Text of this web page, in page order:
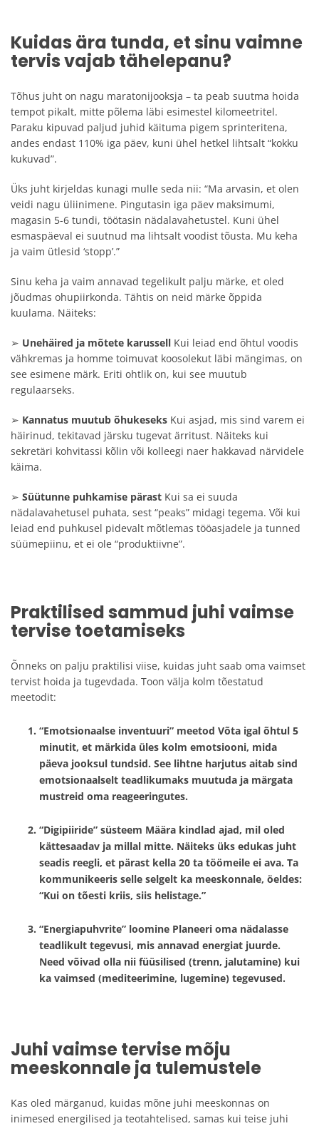
Kuidas ära tunda, et sinu vaimne
tervis vajab tähelepanu?
Tõhus juht on nagu maratonijooksja – ta peab suutma hoida
tempot pikalt, mitte põlema läbi esimestel kilomeetritel.
Paraku kipuvad paljud juhid käituma pigem sprinteritena,
andes endast 110% iga päev, kuni ühel hetkel lihtsalt “kokku
kukuvad”.
Üks juht kirjeldas kunagi mulle seda nii: “Ma arvasin, et olen
veidi nagu üliinimene. Pingutasin iga päev maksimumi,
magasin 5-6 tundi, töötasin nädalavahetustel. Kuni ühel
esmaspäeval ei suutnud ma lihtsalt voodist tõusta. Mu keha
ja vaim ütlesid ‘stopp’.”
Sinu keha ja vaim annavad tegelikult palju märke, et oled
jõudmas ohupiirkonda. Tähtis on neid märke õppida
kuulama. Näiteks:
➢ Unehäired ja mõtete karussell Kui leiad end õhtul voodis
vähkremas ja homme toimuvat koosolekut läbi mängimas, on
see esimene märk. Eriti ohtlik on, kui see muutub
regulaarseks.
➢ Kannatus muutub õhukeseks Kui asjad, mis sind varem ei
häirinud, tekitavad järsku tugevat ärritust. Näiteks kui
sekretäri kohvitassi kõlin või kolleegi naer hakkavad närvidele
käima.
➢ Süütunne puhkamise pärast Kui sa ei suuda
nädalavahetusel puhata, sest “peaks” midagi tegema. Või kui
leiad end puhkusel pidevalt mõtlemas tööasjadele ja tunned
süümepiinu, et ei ole “produktiivne”.
Praktilised sammud juhi vaimse
tervise toetamiseks
Õnneks on palju praktilisi viise, kuidas juht saab oma vaimset
tervist hoida ja tugevdada. Toon välja kolm tõestatud
meetodit:
“Emotsionaalse inventuuri” meetod Võta igal õhtul 5
minutit, et märkida üles kolm emotsiooni, mida
päeva jooksul tundsid. See lihtne harjutus aitab sind
emotsionaalselt teadlikumaks muutuda ja märgata
mustreid oma reageeringutes.
“Digipiiride” süsteem Määra kindlad ajad, mil oled
kättesaadav ja millal mitte. Näiteks üks edukas juht
seadis reegli, et pärast kella 20 ta töömeile ei ava. Ta
kommunikeeris selle selgelt ka meeskonnale, öeldes:
“Kui on tõesti kriis, siis helistage.”
“Energiapuhvrite” loomine Planeeri oma nädalasse
teadlikult tegevusi, mis annavad energiat juurde.
Need võivad olla nii füüsilised (trenn, jalutamine) kui
ka vaimsed (mediteerimine, lugemine) tegevused.
Juhi vaimse tervise mõju
meeskonnale ja tulemustele
Kas oled märganud, kuidas mõne juhi meeskonnas on
inimesed energilised ja teotahtelised, samas kui teise juhi